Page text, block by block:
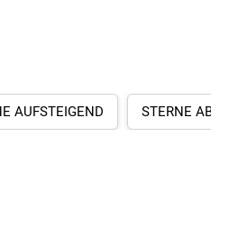
AUFSTEIGEND STERNE